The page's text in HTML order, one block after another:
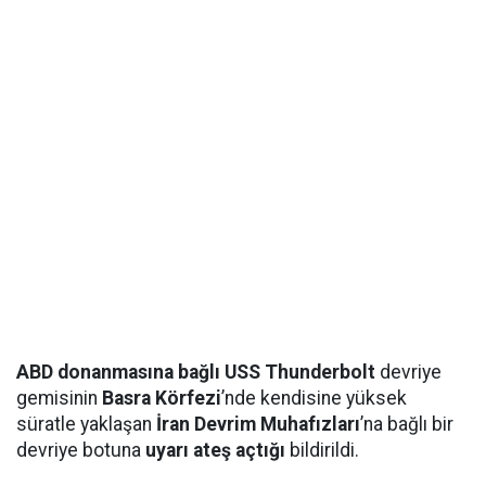
ABD donanmasına bağlı USS Thunderbolt devriye
gemisinin Basra Körfezi’nde kendisine yüksek
süratle yaklaşan İran Devrim Muhafızları’na bağlı bir
devriye botuna uyarı ateş açtığı bildirildi.